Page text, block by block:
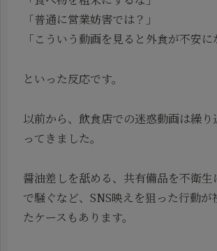
「普通に営業妨害では？」
「こういう動画を見ると外食が不安に
といった反応です。
以前から、飲食店での迷惑動画は繰り
ってきました。
醤油差しを舐める、共有備品を不衛生
で騒ぐなど、SNS映えを狙った行動が
たケースもあります。